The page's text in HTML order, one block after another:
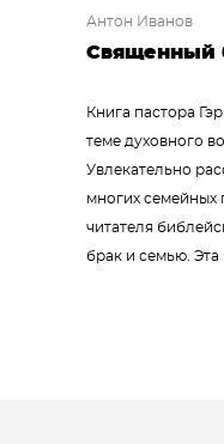
Антон Иванов
Священный
Книга пастора
теме духовного
Увлекательно
многих семейных
читателя
брак и семью. Эта